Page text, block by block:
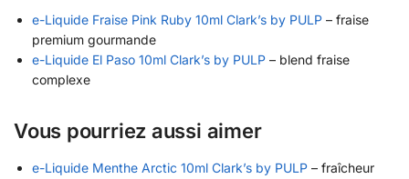
e-Liquide Fraise Pink Ruby 10ml Clark’s by PULP – fraise
premium gourmande
e-Liquide El Paso 10ml Clark’s by PULP – blend fraise
complexe
Vous pourriez aussi aimer
e-Liquide Menthe Arctic 10ml Clark’s by PULP – fraîcheur